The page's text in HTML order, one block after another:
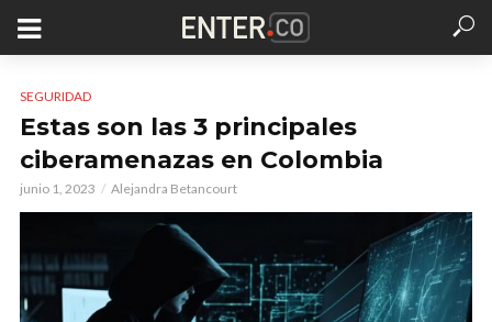
SEGURIDAD
Estas son las 3 principales
ciberamenazas en Colombia
junio 1, 2023 Alejandra Betancourt